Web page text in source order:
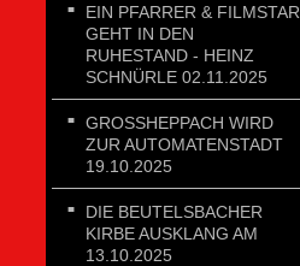
EIN PFARRER & FILMSTAR
GEHT IN DEN
RUHESTAND - HEINZ
SCHNÜRLE 02.11.2025
GROSSHEPPACH WIRD Z
UR AUTOMATENSTADT 1
9.10.2025
DIE BEUTELSBACHER
KIRBE AUSKLANG AM
13.10.2025